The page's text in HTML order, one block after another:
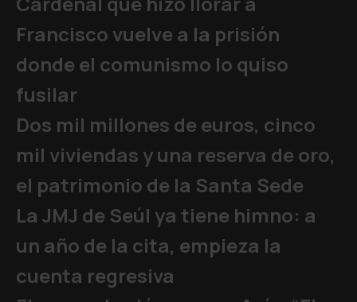
Francisco vuelve a la prisión
donde el comunismo lo quiso
fusilar
Dos mil millones de euros, cinco
mil viviendas y una reserva de oro,
el patrimonio de la Santa Sede
La JMJ de Seúl ya tiene himno: a
un año de la cita, empieza la
cuenta regresiva